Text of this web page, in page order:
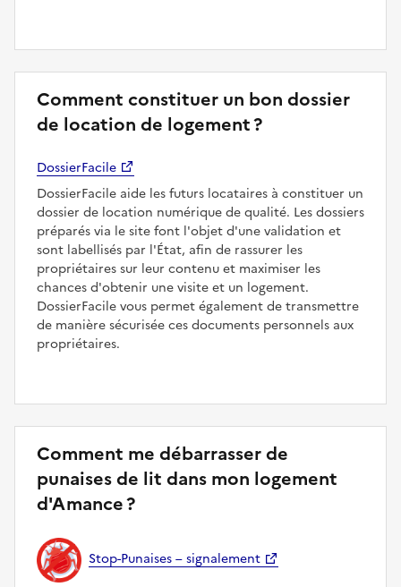
Comment constituer un bon dossier
de location de logement ?
DossierFacile
DossierFacile aide les futurs locataires à constituer un
dossier de location numérique de qualité. Les dossiers
préparés via le site font l'objet d'une validation et
sont labellisés par l'État, afin de rassurer les
propriétaires sur leur contenu et maximiser les
chances d'obtenir une visite et un logement.
DossierFacile vous permet également de transmettre
de manière sécurisée ces documents personnels aux
propriétaires.
Comment me débarrasser de
punaises de lit dans mon logement
d'Amance ?
Stop-Punaises – signalement